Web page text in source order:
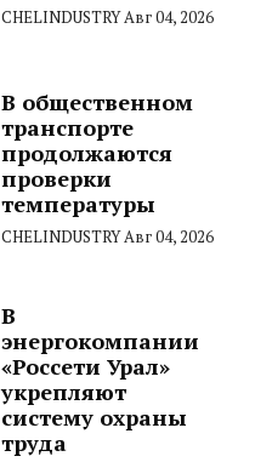
CHELINDUSTRYАвг 04, 2026
В общественном
транспорте
продолжаются
проверки
температуры
CHELINDUSTRYАвг 04, 2026
В
энергокомпании
«Россети Урал»
укрепляют
систему охраны
труда